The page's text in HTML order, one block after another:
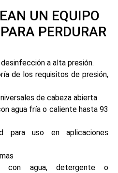
UN EQUIPO
PERDURAR
a alta presión.
de los requisitos de presión,
de cabeza abierta
agua fría o caliente hasta 93
para uso en aplicaciones
con agua, detergente o